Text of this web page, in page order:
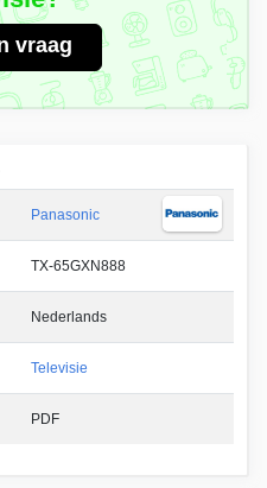
vraag
Panasonic
TX-65GXN888
Nederlands
Televisie
PDF